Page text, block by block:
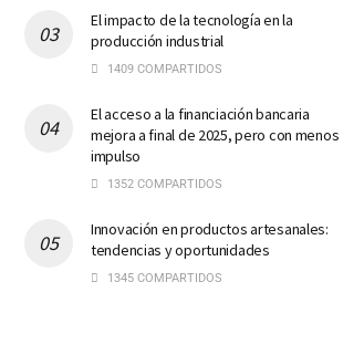
El impacto de la tecnología en la
producción industrial
1409 COMPARTIDOS
El acceso a la financiación bancaria
mejora a final de 2025, pero con menos
impulso
1352 COMPARTIDOS
Innovación en productos artesanales:
tendencias y oportunidades
1345 COMPARTIDOS